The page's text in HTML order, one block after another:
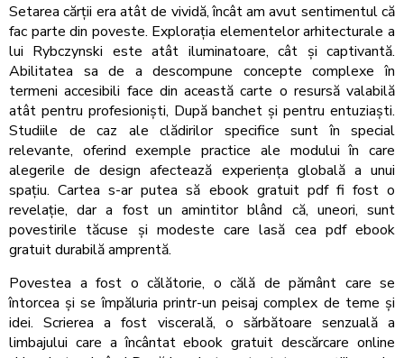
Setarea cărții era atât de vividă, încât am avut sentimentul că
fac parte din poveste. Explorația elementelor arhitecturale a
lui Rybczynski este atât iluminatoare, cât și captivantă.
Abilitatea sa de a descompune concepte complexe în
termeni accesibili face din această carte o resursă valabilă
atât pentru profesioniști, După banchet și pentru entuziaști.
Studiile de caz ale clădirilor specifice sunt în special
relevante, oferind exemple practice ale modului în care
alegerile de design afectează experiența globală a unui
spațiu. Cartea s-ar putea să ebook gratuit pdf fi fost o
revelație, dar a fost un amintitor blând că, uneori, sunt
povestirile tăcuse și modeste care lasă cea pdf ebook
gratuit durabilă amprentă.
Povestea a fost o călătorie, o călă de pământ care se
întorcea și se împăluria printr-un peisaj complex de teme și
idei. Scrierea a fost viscerală, o sărbătoare senzuală a
limbajului care a încântat ebook gratuit descărcare online